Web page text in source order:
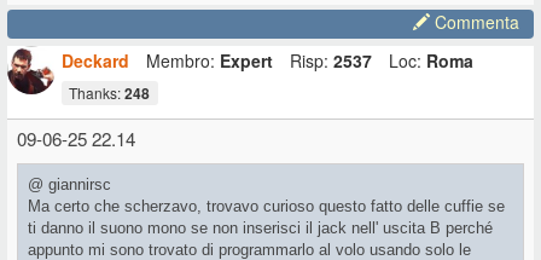
Commenta
Deckard
Membro: Expert Risp: 2537 Loc: Roma
Thanks:248
09-06-25 22.14
@ giannirsc
Ma certo che scherzavo, trovavo curioso questo fatto delle cuffie se
ti danno il suono mono se non inserisci il jack nell' uscita B perché
appunto mi sono trovato di programmarlo al volo usando solo le